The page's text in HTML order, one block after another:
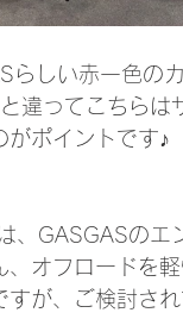
らしい赤一色の
違ってこちらは
がポイントです♪
、GASGASのエ
、オフロードを
すが、ご検討さ